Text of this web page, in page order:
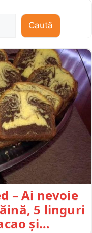
Caută
– Ai nevoie
5 linguri
și…